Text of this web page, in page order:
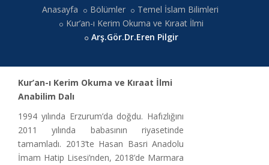
Anasayfa Bölümler
Temel İslam Bilimleri
Kur’an-ı Kerim Okuma ve Kıraat İlmi
Arş.Gör.Dr.Eren Pilgir
Kur’an-ı Kerim Okuma ve Kıraat İlmi
Anabilim Dalı
1994 yılında Erzurum’da doğdu. Hafızlığını
2011 yılında babasının riyasetinde
tamamladı. 2013’te Hasan Basri Anadolu
İmam Hatip Lisesi’nden, 2018’de Marmara